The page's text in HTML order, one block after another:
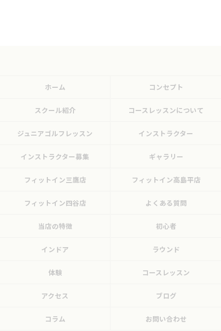
ホーム コンセプト
スクール紹介 コースレッスンについて
ジュニアゴルフレッスン インストラクター
インストラクター募集 ギャラリー
フィットイン三鷹店 フィットイン高島平店
フィットイン四谷店 よくある質問
当店の特徴 初心者
インドア ラウンド
体験 コースレッスン
アクセス ブログ
コラム お問い合わせ